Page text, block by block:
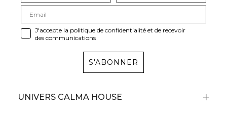
J'accepte la politique de confidentialité et de recevoir
des communications
S'ABONNER
UNIVERS CALMA HOUSE